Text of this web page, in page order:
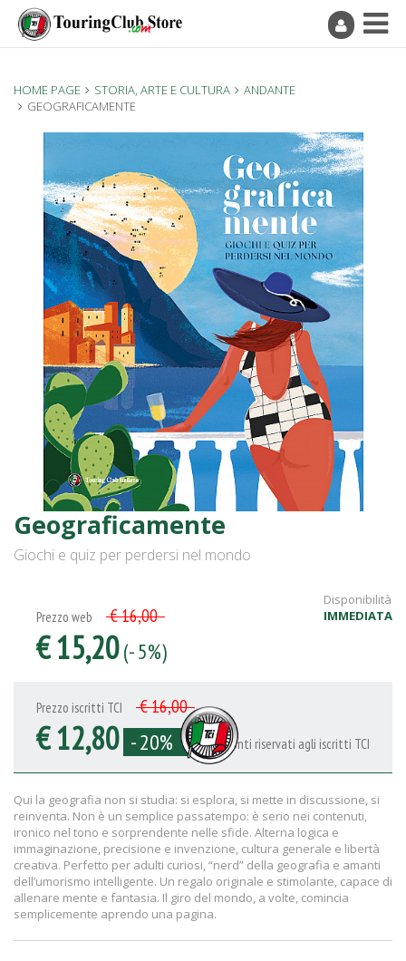
HOME PAGE STORIA, ARTE E CULTURA
ANDANTE
GEOGRAFICAMENTE
Geograficamente
Giochi e quiz per perdersi nel mondo
Disponibilità
IMMEDIATA
Prezzo web € 16,00
€ 15,20(- 5%)
Prezzo iscritti TCI € 16,00
€ 12,80 - 20% Sconti riservati agli iscritti TCI
Qui la geografia non si studia: si esplora, si mette in discussione, si
reinventa. Non è un semplice passatempo: è serio nei contenuti,
ironico nel tono e sorprendente nelle sfide. Alterna logica e
immaginazione, precisione e invenzione, cultura generale e libertà
creativa. Perfetto per adulti curiosi, “nerd” della geografia e amanti
dell’umorismo intelligente. Un regalo originale e stimolante, capace di
allenare mente e fantasia. Il giro del mondo, a volte, comincia
semplicemente aprendo una pagina.